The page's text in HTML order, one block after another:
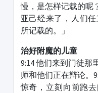
慢，是怎样记载的呢
亚己经来了，人们
所记载的。」
治好附魔的儿童
9:14 他们来到门徒那
师和他们正在辩论。
惊奇，立刻向前跑去